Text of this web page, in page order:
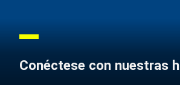
Conéctese con nuestras